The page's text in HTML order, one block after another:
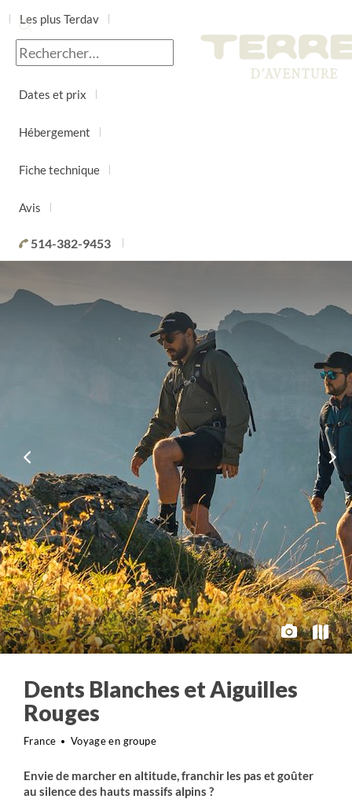
Les plus Terdav
Jour par jour
Dates et prix
Hébergement
Fiche technique
Avis
514-382-9453
Dents Blanches et Aiguilles
Rouges
France Voyage en groupe
Envie de marcher en altitude, franchir les pas et goûter
au silence des hauts massifs alpins ?